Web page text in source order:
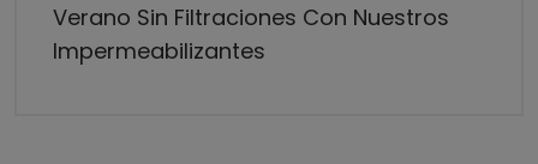
Verano Sin Filtraciones Con Nuestros
Impermeabilizantes